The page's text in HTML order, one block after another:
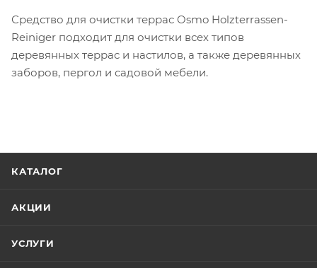
Средство для очистки террас Osmo Holzterrassen-
Reiniger подходит для очистки всех типов
деревянных террас и настилов, а также деревянных
заборов, пергол и садовой мебели.
КАТАЛОГ
АКЦИИ
УСЛУГИ